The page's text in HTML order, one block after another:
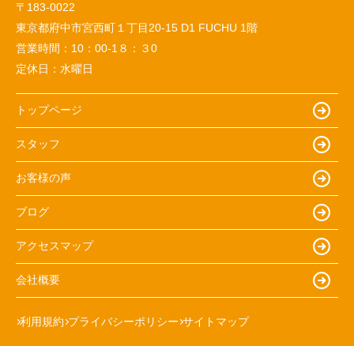
〒183-0022
東京都府中市宮西町１丁目20-15 D1 FUCHU 1階
営業時間： 10：00-1８：３0
定休日： 水曜日
トップページ
スタッフ
お客様の声
ブログ
アクセスマップ
会社概要
利用規約 プライバシーポリシー サイトマップ